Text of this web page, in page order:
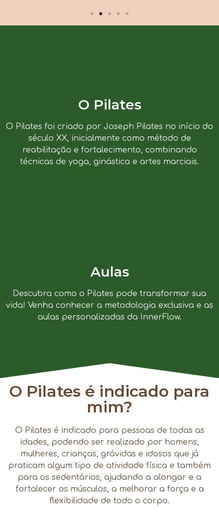
O Pilates
O Pilates foi criado por Joseph Pilates no início do
século XX, inicialmente como método de
reabilitação e fortalecimento, combinando
técnicas de yoga, ginástica e artes marciais.
Aulas
Descubra como o Pilates pode transformar sua
vida! Venha conhecer a metodologia exclusiva e as
aulas personalizadas da InnerFlow.
O Pilates é indicado para
mim?
O Pilates é indicado para pessoas de todas as
idades, podendo ser realizado por homens,
mulheres, crianças, grávidas e idosos que já
praticam algum tipo de atividade física e também
para os sedentários, ajudando a alongar e a
fortalecer os músculos, a melhorar a força e a
flexibilidade de todo o corpo.